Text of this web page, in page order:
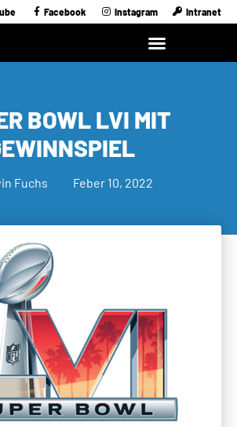
Facebook Instagram Intranet
BOWL LVI MIT
Fuchs Feber 10, 2022